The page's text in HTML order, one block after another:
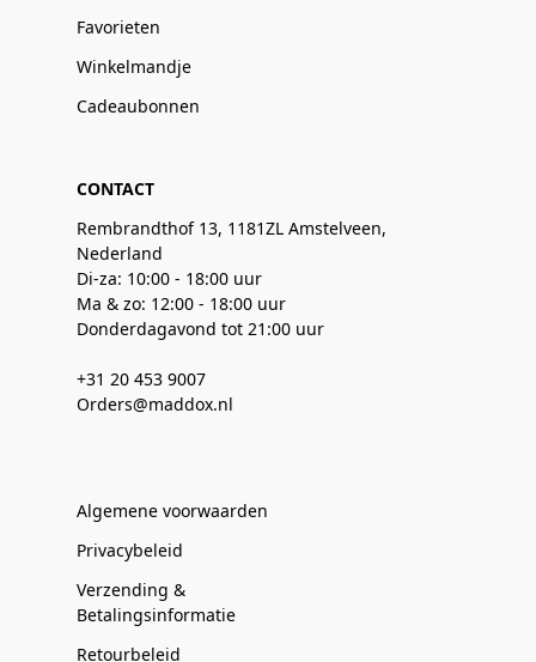
Favorieten
Winkelmandje
Cadeaubonnen
CONTACT
Rembrandthof 13, 1181ZL Amstelveen,
Nederland
Di-za: 10:00 - 18:00 uur
Ma & zo: 12:00 - 18:00 uur
Donderdagavond tot 21:00 uur
+31 20 453 9007
Orders@maddox.nl
Algemene voorwaarden
Privacybeleid
Verzending &
Betalingsinformatie
Retourbeleid